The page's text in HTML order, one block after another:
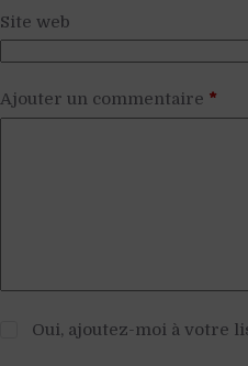
Site web
Ajouter un commentaire *
Oui, ajoutez-moi à votre